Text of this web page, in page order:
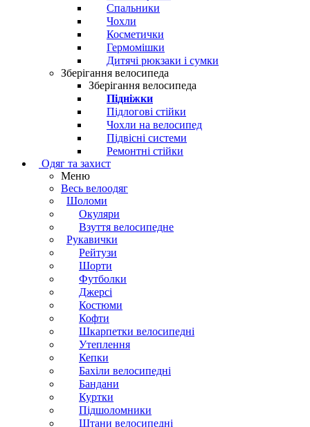
Спальники
Чохли
Косметички
Гермомішки
Дитячі рюкзаки і сумки
Зберігання велосипеда
Зберігання велосипеда
Підніжки
Підлогові стійки
Чохли на велосипед
Підвісні системи
Ремонтні стійки
Одяг та захист
Меню
Весь велоодяг
Шоломи
Окуляри
Взуття велосипедне
Рукавички
Рейтузи
Шорти
Футболки
Джерсі
Костюми
Кофти
Шкарпетки велосипедні
Утеплення
Кепки
Бахіли велосипедні
Бандани
Куртки
Підшоломники
Штани велосипедні